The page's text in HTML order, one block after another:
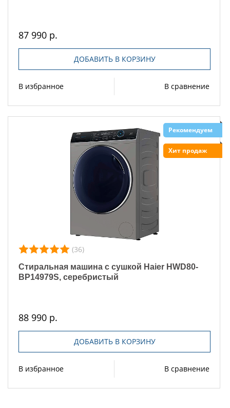
87 990 р.
ДОБАВИТЬ В КОРЗИНУ
В избранное В сравнение
Рекомендуем
Хит продаж
(36)
Стиральная машина с сушкой Haier HWD80-
BP14979S, серебристый
88 990 р.
ДОБАВИТЬ В КОРЗИНУ
В избранное В сравнение